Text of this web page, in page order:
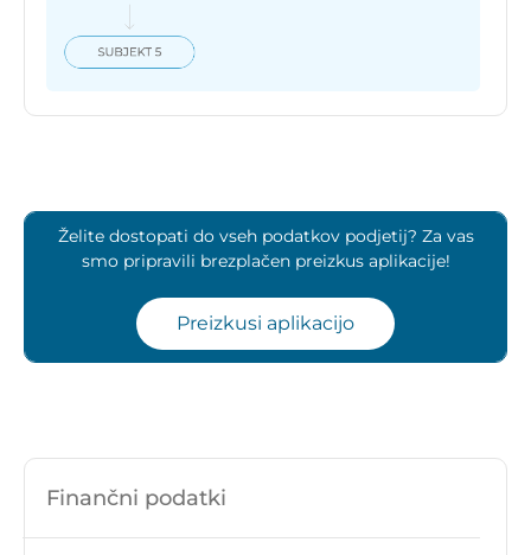
Želite dostopati do vseh podatkov podjetij? Za vas
smo pripravili brezplačen preizkus aplikacije!
Preizkusi aplikacijo
Finančni podatki